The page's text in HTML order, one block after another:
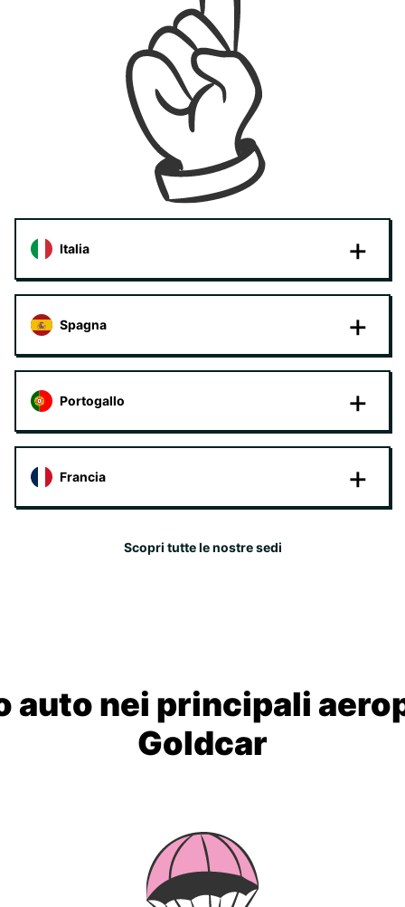
Italia
Spagna
Portogallo
Francia
Scopri tutte le nostre sedi
auto nei principali
Goldcar